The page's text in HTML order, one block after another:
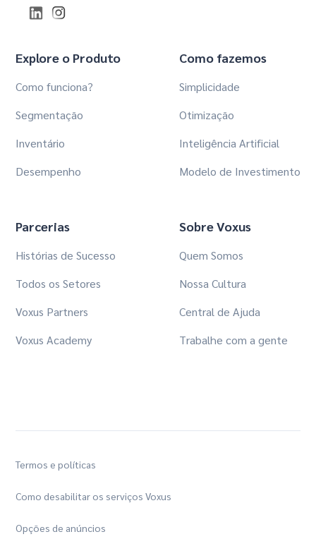
Explore o Produto
Como funciona?
Segmentação
Inventário
Desempenho
Como fazemos
Simplicidade
Otimização
Inteligência Artificial
Modelo de Investimento
Parcerias
Histórias de Sucesso
Todos os Setores
Voxus Partners
Voxus Academy
Sobre Voxus
Quem Somos
Nossa Cultura
Central de Ajuda
Trabalhe com a gente
Termos e políticas
Como desabilitar os serviços Voxus
Opções de anúncios